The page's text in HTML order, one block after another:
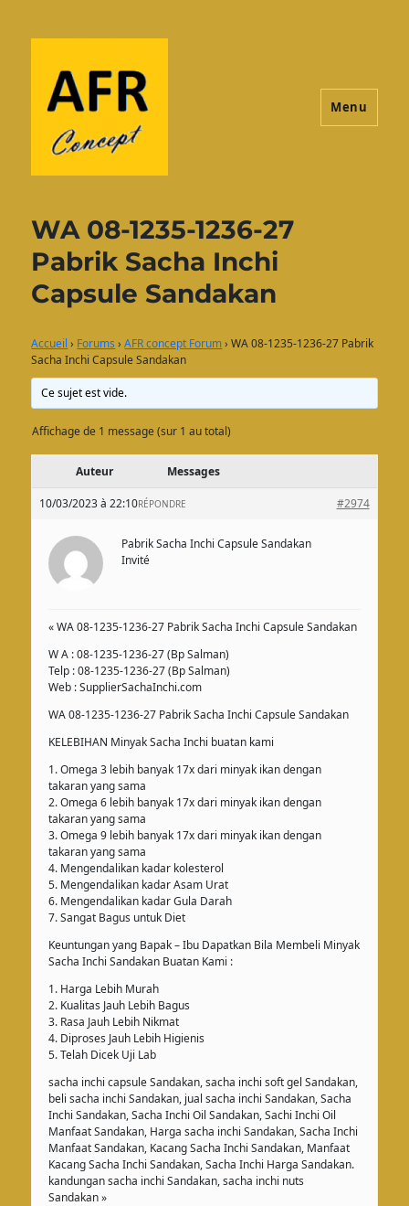
Menu
WA 08-1235-1236-27
Pabrik Sacha Inchi
Capsule Sandakan
Accueil › Forums › AFR concept Forum › WA 08-1235-1236-27 Pabrik
Sacha Inchi Capsule Sandakan
Ce sujet est vide.
Affichage de 1 message (sur 1 au total)
Auteur Messages
10/03/2023 à 22:10 #2974
RÉPONDRE
Pabrik Sacha Inchi Capsule Sandakan
Invité
« WA 08-1235-1236-27 Pabrik Sacha Inchi Capsule Sandakan
W A : 08-1235-1236-27 (Bp Salman)
Telp : 08-1235-1236-27 (Bp Salman)
Web : SupplierSachaInchi.com
WA 08-1235-1236-27 Pabrik Sacha Inchi Capsule Sandakan
KELEBIHAN Minyak Sacha Inchi buatan kami
1. Omega 3 lebih banyak 17x dari minyak ikan dengan
takaran yang sama
2. Omega 6 lebih banyak 17x dari minyak ikan dengan
takaran yang sama
3. Omega 9 lebih banyak 17x dari minyak ikan dengan
takaran yang sama
4. Mengendalikan kadar kolesterol
5. Mengendalikan kadar Asam Urat
6. Mengendalikan kadar Gula Darah
7. Sangat Bagus untuk Diet
Keuntungan yang Bapak – Ibu Dapatkan Bila Membeli Minyak
Sacha Inchi Sandakan Buatan Kami :
1. Harga Lebih Murah
2. Kualitas Jauh Lebih Bagus
3. Rasa Jauh Lebih Nikmat
4. Diproses Jauh Lebih Higienis
5. Telah Dicek Uji Lab
sacha inchi capsule Sandakan, sacha inchi soft gel Sandakan,
beli sacha inchi Sandakan, jual sacha inchi Sandakan, Sacha
Inchi Sandakan, Sacha Inchi Oil Sandakan, Sachi Inchi Oil
Manfaat Sandakan, Harga sacha inchi Sandakan, Sacha Inchi
Manfaat Sandakan, Kacang Sacha Inchi Sandakan, Manfaat
Kacang Sacha Inchi Sandakan, Sacha Inchi Harga Sandakan.
kandungan sacha inchi Sandakan, sacha inchi nuts
Sandakan »